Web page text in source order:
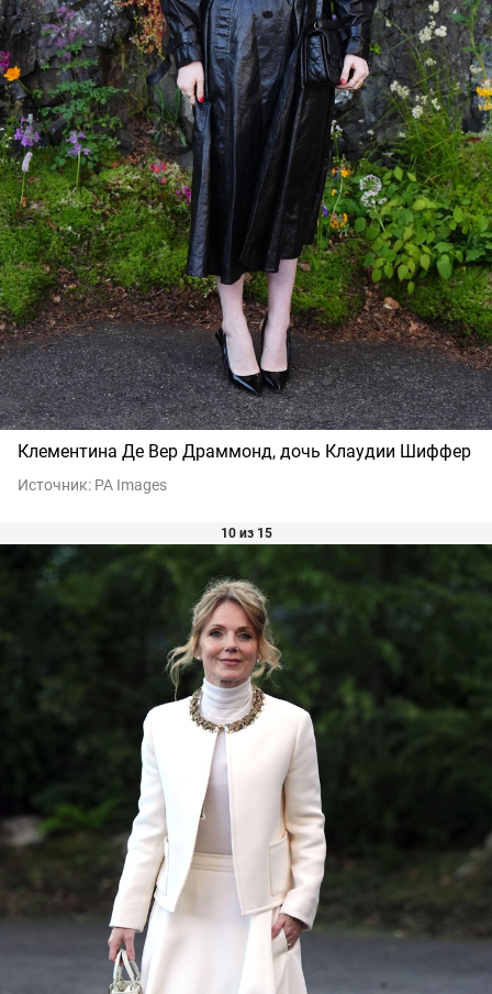
Клементина Де Вер Драммонд, дочь Клаудии Шиффер
Источник: PA Images
10 из 15